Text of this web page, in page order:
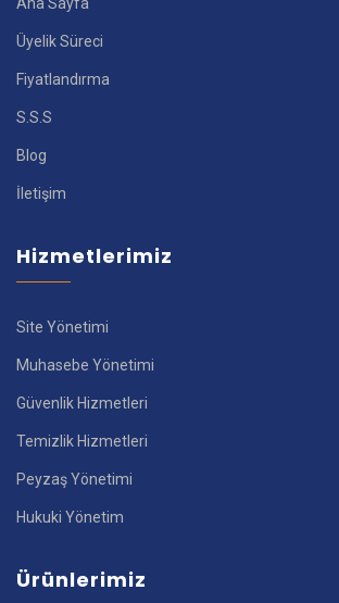
Üyelik Süreci
Fiyatlandırma
S.S.S
Blog
İletişim
Hizmetlerimiz
Site Yönetimi
Muhasebe Yönetimi
Güvenlik Hizmetleri
Temizlik Hizmetleri
Peyzaş Yönetimi
Hukuki Yönetim
Ürünlerimiz